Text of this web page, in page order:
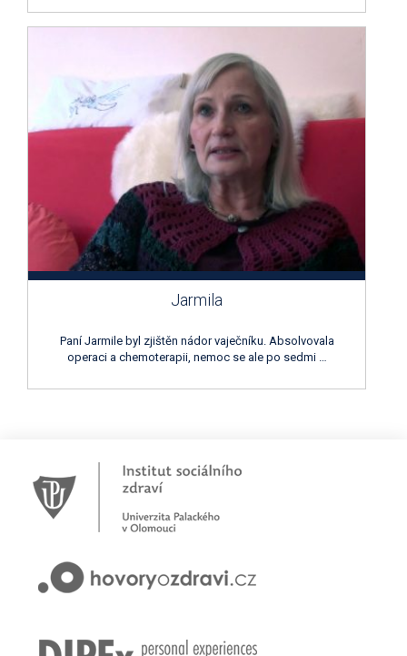
Jarmila
Paní Jarmile byl zjištěn nádor vaječníku. Absolvovala
operaci a chemoterapii, nemoc se ale po sedmi …